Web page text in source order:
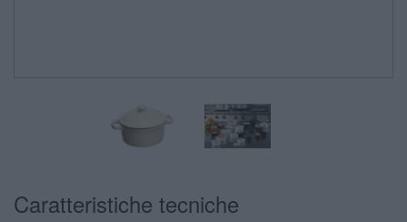
Caratteristiche tecniche